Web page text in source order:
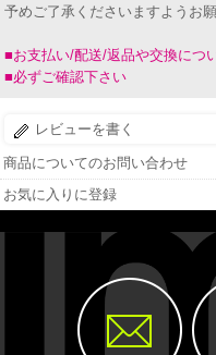
予めご了承くださいますようお
■お支払い/配送/返品や交換につ
■必ずご確認下さい
レビューを書く
商品についてのお問い合わせ
お気に入りに登録